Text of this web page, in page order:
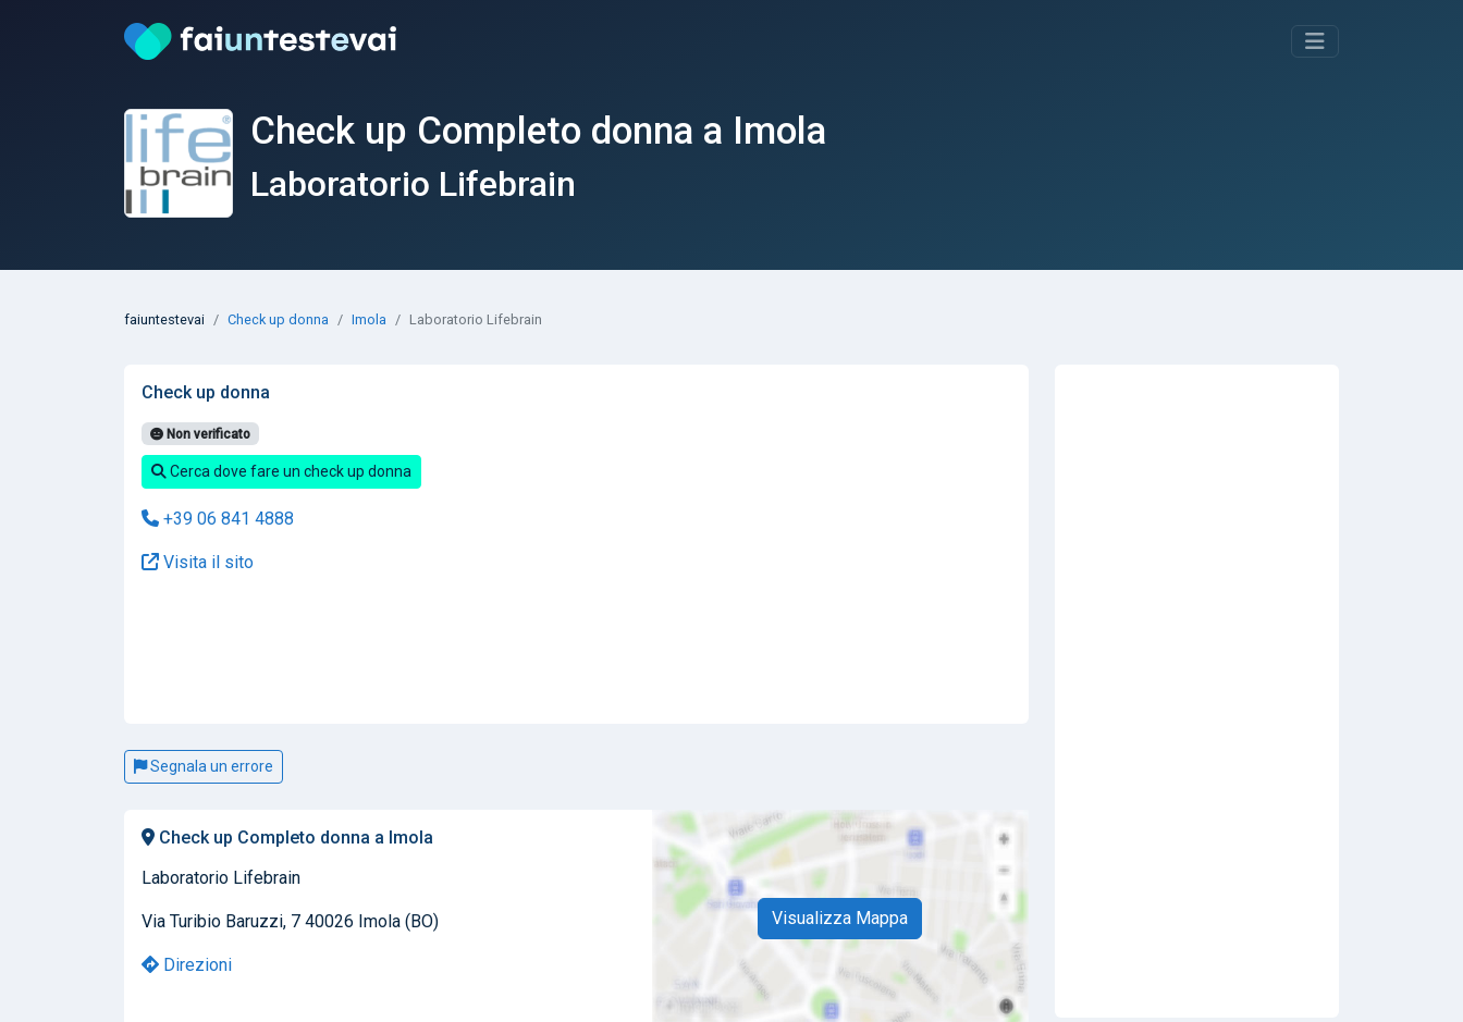
Check up Completo donna a Imola
Laboratorio Lifebrain
faiuntestevai Check up donna Imola Laboratorio Lifebrain
Check up donna
Non verificato
Cerca dove fare un check up donna
+39 06 841 4888
Visita il sito
Segnala un errore
Check up Completo donna a Imola
Laboratorio Lifebrain
Via Turibio Baruzzi, 7 40026 Imola (BO)
Direzioni
Visualizza Mappa